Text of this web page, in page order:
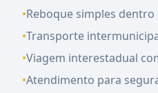
•Reboque simples dentro
•Transporte
•Viagem interestadual
•Atendimento para